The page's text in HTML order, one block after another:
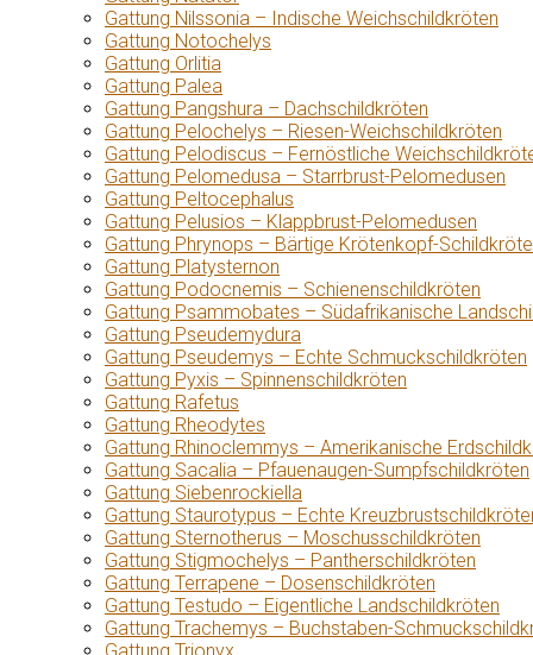
Gattung Nilssonia – Indische Weichschildkröten
Gattung Notochelys
Gattung Orlitia
Gattung Palea
Gattung Pangshura – Dachschildkröten
Gattung Pelochelys – Riesen-Weichschildkröten
Gattung Pelodiscus – Fernöstliche
Gattung Pelomedusa – Starrbrust-Pelomedusen
Gattung Peltocephalus
Gattung Pelusios – Klappbrust-Pelomedusen
Gattung Phrynops – Bärtige Krötenkopf-
Gattung Platysternon
Gattung Podocnemis – Schienenschildkröten
Gattung Psammobates – Südafrikanische
Gattung Pseudemydura
Gattung Pseudemys – Echte Schmuckschildkröten
Gattung Pyxis – Spinnenschildkröten
Gattung Rafetus
Gattung Rheodytes
Gattung Rhinoclemmys – Amerikanische
Gattung Sacalia – Pfauenaugen-Sumpfschildkröten
Gattung Siebenrockiella
Gattung Staurotypus – Echte
Gattung Sternotherus – Moschusschildkröten
Gattung Stigmochelys – Pantherschildkröten
Gattung Terrapene – Dosenschildkröten
Gattung Testudo – Eigentliche Landschildkröten
Gattung Trachemys – Buchstaben-